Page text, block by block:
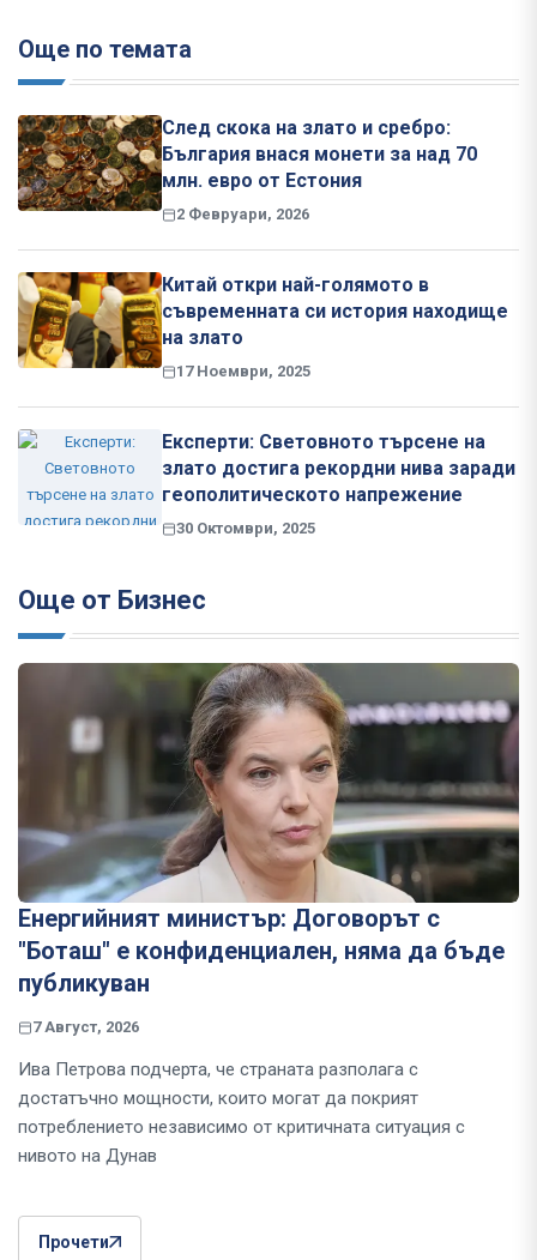
Още по темата
След скока на злато и сребро:
България внася монети за над 70
млн. евро от Естония
2 Февруари, 2026
Китай откри най-голямото в
съвременната си история находище
на злато
17 Ноември, 2025
Експерти: Световното търсене на
злато достига рекордни нива заради
геополитическото напрежение
30 Октомври, 2025
Още от Бизнес
Енергийният министър: Договорът с
"Боташ" е конфиденциален, няма да бъде
публикуван
7 Август, 2026
Ива Петрова подчерта, че страната разполага с
достатъчно мощности, които могат да покрият
потреблението независимо от критичната ситуация с
нивото на Дунав
Прочети